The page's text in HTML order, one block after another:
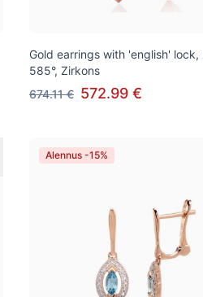
Gold earrings with 'english' lock,
585°, Zirkons
674.11 € 572.99 €
Alennus -15%